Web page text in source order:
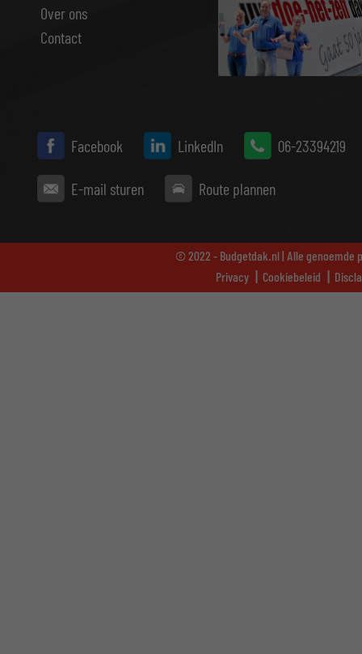
Over ons
Contact
Facebook LinkedIn 06-23394219
E-mail sturen Route plannen
© 2022 - Budgetdak.nl | Alle genoemde
Privacy
Cookiebeleid